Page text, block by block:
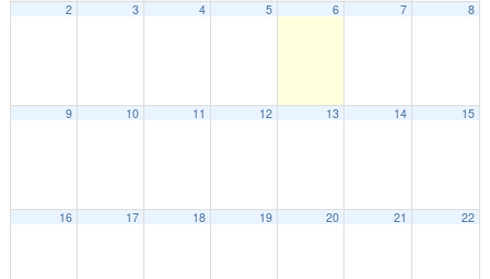
2 3 4 5 6 7 8
9 10 11 12 13 14 15
16 17 18 19 20 21 22